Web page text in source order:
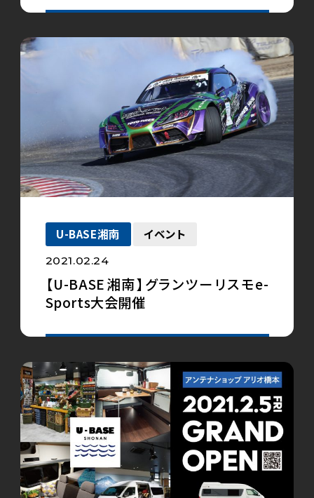
U-BASE湘南 イベント
2021.02.24
【U-BASE湘南】グランツーリスモe-
Sports大会開催